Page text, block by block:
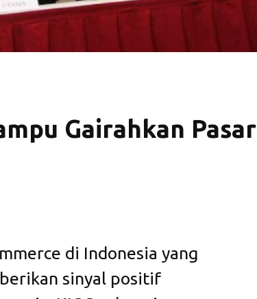
Gairahkan Pasar
di Indonesia yang
sinyal positif